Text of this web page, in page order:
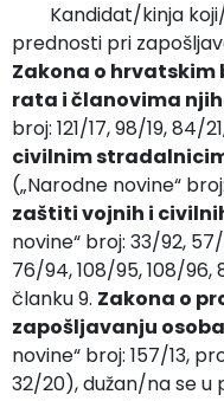
Kandidat/kinja
prednosti pri
Zakona o
rata i članovima
broj: 121/17, 98/19, 84/
civilnim
(„Narodne novine“
zaštiti vojnih i
novine“ broj: 33/92,
76/94, 108/95, 108/96,
članku 9. Zakona o
zapošljavanju
novine“ broj: 157/13,
32/20), dužan/na se u